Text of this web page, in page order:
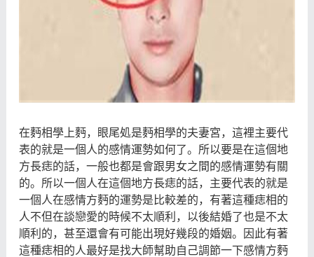
在麪相學上麪，眼尾処是麪相學的夫妻宮，這裡主要代
表的就是一個人的感情運勢如何了。所以要是在這個地
方長痣的話，一般也都是會跟男女之間的感情運勢有關
的。所以一個人在這個地方長痣的話，主要代表的就是
一個人在感情方麪的運勢是比較差的，有著這種痣相的
人不但在談戀愛的時候不太順利，以後結婚了也是不太
順利的，甚至還會有可能出現好幾段的婚姻。因此有著
這種痣相的人最好是找大師幫助自己調節一下感情方麪